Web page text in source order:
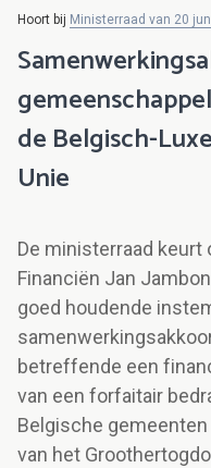
Hoort bij Ministerraad van 20
de Belgisch-
Unie
De ministerraad keurt
Financiën Jan
goed houdende
betreffende een
van een forfaitair
Belgische
van het